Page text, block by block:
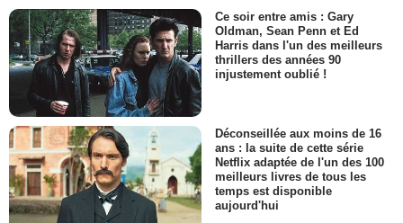
Ce soir entre amis : Gary
Oldman, Sean Penn et Ed
Harris dans l'un des meilleurs
thrillers des années 90
injustement oublié !
Déconseillée aux moins de 16
ans : la suite de cette série
Netflix adaptée de l'un des 100
meilleurs livres de tous les
temps est disponible
aujourd'hui